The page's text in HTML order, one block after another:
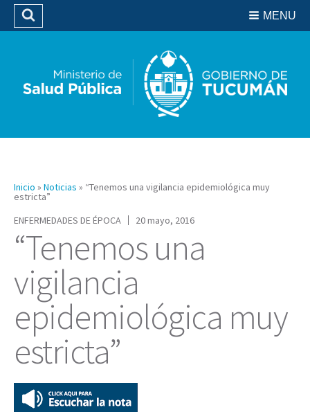
Biblioteca
MENU
Buscar
Inicio » Noticias » “Tenemos una vigilancia epidemiológica muy
estricta”
ENFERMEDADES DE ÉPOCA
20 mayo, 2016
“Tenemos una
vigilancia
epidemiológica muy
estricta”